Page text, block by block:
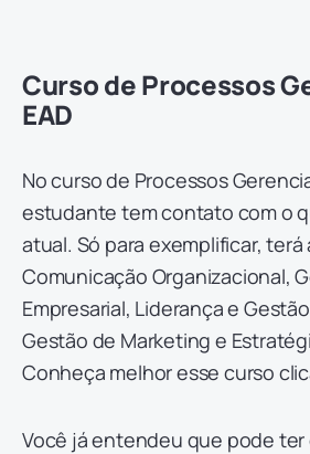
Curso de Processos
EAD
No curso de Processos
estudante tem contato com o
atual. Só para exemplificar, terá
Comunicação Organizacional,
Empresarial, Liderança e
Gestão de Marketing e
Conheça melhor esse curso
Você já entendeu que pode